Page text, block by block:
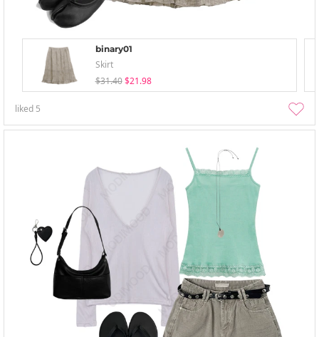
binary01
Skirt
$31.40 $21.98
liked 5